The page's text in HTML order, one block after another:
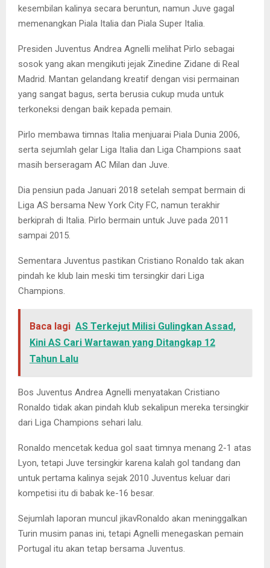
kesembilan kalinya secara beruntun, namun Juve gagal
memenangkan Piala Italia dan Piala Super Italia.
Presiden Juventus Andrea Agnelli melihat Pirlo sebagai
sosok yang akan mengikuti jejak Zinedine Zidane di Real
Madrid. Mantan gelandang kreatif dengan visi permainan
yang sangat bagus, serta berusia cukup muda untuk
terkoneksi dengan baik kepada pemain.
Pirlo membawa timnas Italia menjuarai Piala Dunia 2006,
serta sejumlah gelar Liga Italia dan Liga Champions saat
masih berseragam AC Milan dan Juve.
Dia pensiun pada Januari 2018 setelah sempat bermain di
Liga AS bersama New York City FC, namun terakhir
berkiprah di Italia. Pirlo bermain untuk Juve pada 2011
sampai 2015.
Sementara Juventus pastikan Cristiano Ronaldo tak akan
pindah ke klub lain meski tim tersingkir dari Liga
Champions.
Baca lagi AS Terkejut Milisi Gulingkan Assad,
Kini AS Cari Wartawan yang Ditangkap 12
Tahun Lalu
Bos Juventus Andrea Agnelli menyatakan Cristiano
Ronaldo tidak akan pindah klub sekalipun mereka tersingkir
dari Liga Champions sehari lalu.
Ronaldo mencetak kedua gol saat timnya menang 2-1 atas
Lyon, tetapi Juve tersingkir karena kalah gol tandang dan
untuk pertama kalinya sejak 2010 Juventus keluar dari
kompetisi itu di babak ke-16 besar.
Sejumlah laporan muncul jikavRonaldo akan meninggalkan
Turin musim panas ini, tetapi Agnelli menegaskan pemain
Portugal itu akan tetap bersama Juventus.